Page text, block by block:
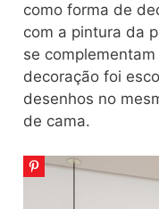
como forma de
com a pintura da
se
decoração foi
desenhos no
de cama.